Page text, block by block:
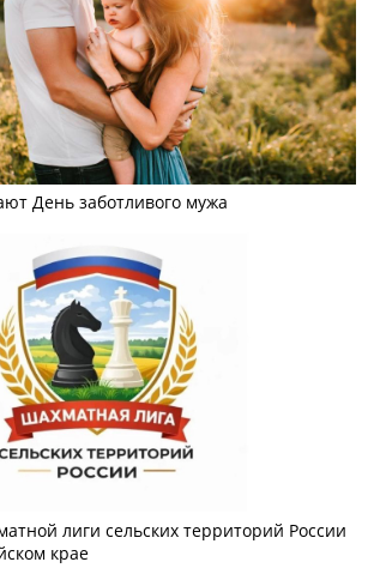
День заботливого мужа
лиги сельских территорий России
крае